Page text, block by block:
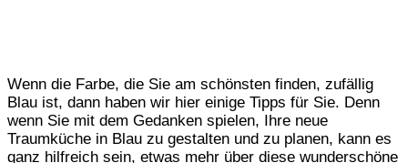
Wenn die Farbe, die Sie am schönsten finden, zufällig
Blau ist, dann haben wir hier einige Tipps für Sie. Denn
wenn Sie mit dem Gedanken spielen, Ihre neue
Traumküche in Blau zu gestalten und zu planen, kann es
ganz hilfreich sein, etwas mehr über diese wunderschöne